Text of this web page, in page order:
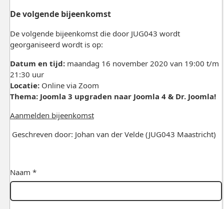
De volgende bijeenkomst
De volgende bijeenkomst die door JUG043 wordt
georganiseerd wordt is op:
Datum en tijd:maandag 16 november 2020 van 19:00 t/m
21:30 uur
Locatie:Online via Zoom
Thema: Joomla 3 upgraden naar Joomla 4 & Dr. Joomla!
Aanmelden bijeenkomst
Geschreven door: Johan van der Velde (JUG043 Maastricht)
Naam *